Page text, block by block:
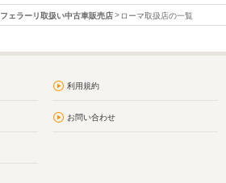
フェラーリ取扱い中古車販売店 ローマ取扱店の一覧
利用規約
お問い合わせ